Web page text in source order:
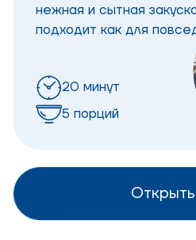
нежная и сытная
подходит как для
и для праздничного
20 минут
5 порций